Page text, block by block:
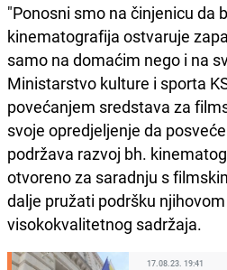
"Ponosni smo na činjenicu da
kinematografija ostvaruje
samo na domaćim nego i na
Ministarstvo kulture i sporta
povećanjem sredstava za
svoje opredjeljenje da
podržava razvoj bh.
otvoreno za saradnju s
dalje pružati podršku
visokokvalitetnog sadržaja.
17.08.23. 19:41